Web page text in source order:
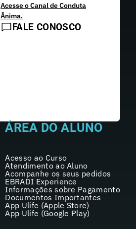
Acesse o Canal de Conduta
Ânima.
FALE CONOSCO
ÁREA DO ALUNO
Acesso ao Curso
Atendimento ao Aluno
Acompanhe os seus pedidos
EBRADI Experience
Informações sobre Pagamento
Documentos Importantes
App Ulife (Apple Store)
App Ulife (Google Play)